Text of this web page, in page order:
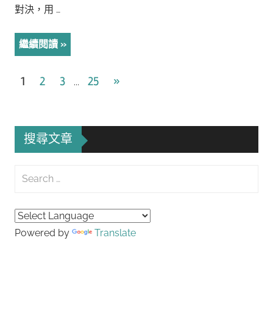
對決，用 …
繼續閱讀
文
導
覽
1 2 3 ... 25
Next
»
搜尋文章
Search
Powered by Translate